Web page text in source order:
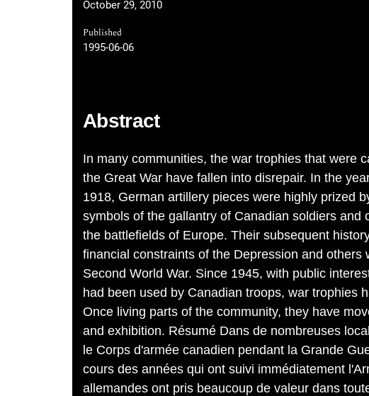
October 29, 2010
Published
1995-06-06
Abstract
In many communities, the war trophies that were
the Great War have fallen into disrepair. In the
1918, German artillery pieces were highly prized
symbols of the gallantry of Canadian soldiers and
the battlefields of Europe. Their subsequent
financial constraints of the Depression and
Second World War. Since 1945, with public
had been used by Canadian troops, war trophies
Once living parts of the community, they have
and exhibition. Résumé Dans de nombreuses
le Corps d'armée canadien pendant la Grande
cours des années qui ont suivi immédiatement
allemandes ont pris beaucoup de valeur dans